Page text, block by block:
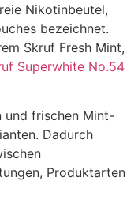
Nikotinbeutel,
bezeichnet.
Skruf Fresh Mint,
Superwhite No.54
und frischen Mint-
Dadurch
Produktarten